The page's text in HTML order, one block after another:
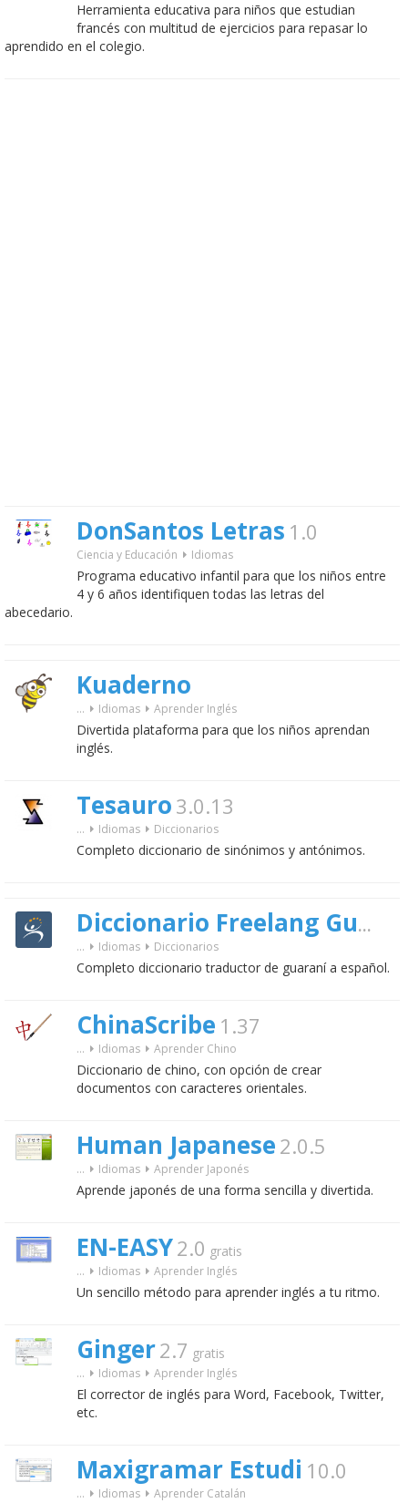
Herramienta educativa para niños que estudian
francés con multitud de ejercicios para repasar lo
aprendido en el colegio.
DonSantos Letras 1.0
Ciencia y Educación Idiomas
Programa educativo infantil para que los niños entre
4 y 6 años identifiquen todas las letras del
abecedario.
Kuaderno
... Idiomas Aprender Inglés
Divertida plataforma para que los niños aprendan
inglés.
Tesauro 3.0.13
... Idiomas Diccionarios
Completo diccionario de sinónimos y antónimos.
Diccionario Freelang Guaraní-Español
... Idiomas Diccionarios
Completo diccionario traductor de guaraní a español.
ChinaScribe 1.37
... Idiomas Aprender Chino
Diccionario de chino, con opción de crear
documentos con caracteres orientales.
Human Japanese 2.0.5
... Idiomas Aprender Japonés
Aprende japonés de una forma sencilla y divertida.
EN-EASY2.0 gratis
... Idiomas Aprender Inglés
Un sencillo método para aprender inglés a tu ritmo.
Ginger2.7 gratis
... Idiomas Aprender Inglés
El corrector de inglés para Word, Facebook, Twitter,
etc.
Maxigramar Estudi 10.0
... Idiomas Aprender Catalán